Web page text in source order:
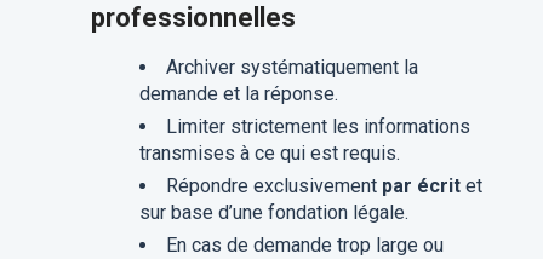
professionnelles
Archiver systématiquement la
demande et la réponse.
Limiter strictement les informations
transmises à ce qui est requis.
Répondre exclusivement par écritet
sur base d’une fondation légale.
En cas de demande trop large ou